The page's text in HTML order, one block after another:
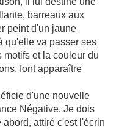
barreaux aux
peint d'un jaune
qu'elle va passer ses
motifs et la couleur du
font apparaître
d'une nouvelle
Négative. Je dois
attiré c'est l'écrin